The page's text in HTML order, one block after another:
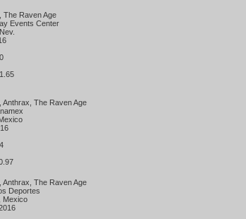
The Raven Age
Events Center
Anthrax, The Raven Age
Anthrax, The Raven Age
Deportes
Mexico